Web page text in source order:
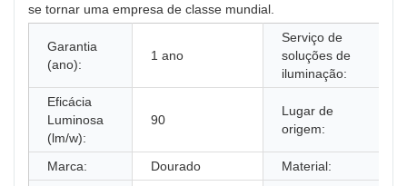
se tornar uma empresa de classe mundial.
Garantia
(ano):
1 ano
Serviço de
soluções de
iluminação:
Eficácia
Luminosa
(lm/w):
90
Lugar de
origem:
Marca: Dourado Material: